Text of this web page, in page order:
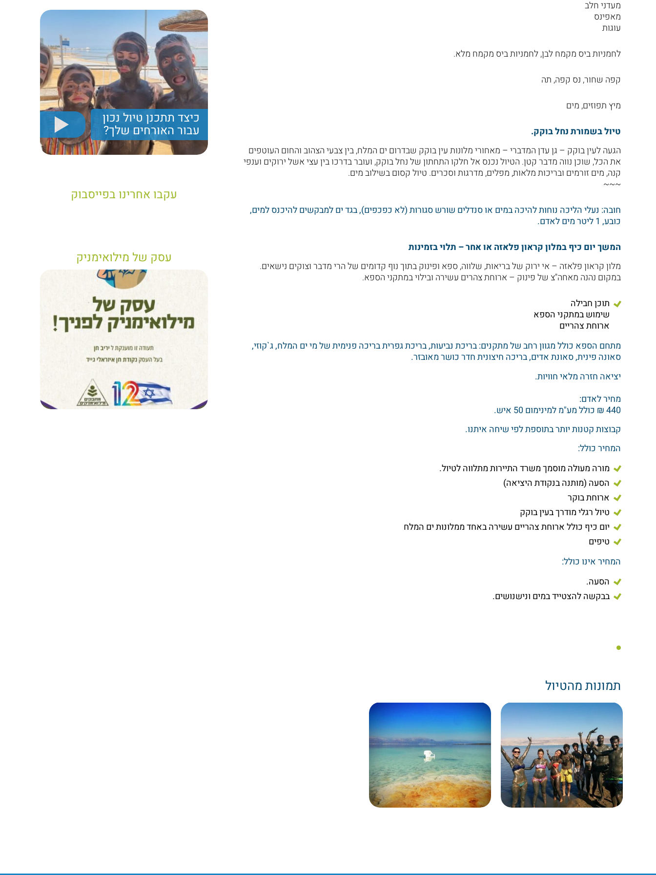
מעדני חלב
מאפינס
עוגות
לחמניות ביס מקמח לבן, לחמניות ביס מקמח מלא.
קפה שחור, נס קפה, תה
מיץ תפוזים, מים
טיול בשמורת נחל בוקק.
הגעה לעין בוקק – גן עדן המדברי – מאחורי מלונות עין בוקק שבדרום ים המלח, בין צבעי הצהוב והחום העוטפים
את הכל, שוכן נווה מדבר קטן. הטיול נכנס אל חלקו התחתון של נחל בוקק, ועובר בדרכו בין עצי אשל ירוקים וענפי
קנה, מים זורמים ובריכות מלאות, מפלים, מדרגות וסכרים. טיול קסום בשילוב מים.
~~~
חובה: נעלי הליכה נוחות להיכה במים או סנדלים שורש סגורות (לא כפכפים), בגד ים למבקשים להיכנס למים,
כובע, 1 ליטר מים לאדם.
המשך יום כיף במלון קראון פלאזה או אחר – תלוי בזמינות
מלון קראון פלאזה – אי ירוק של בריאות, שלווה, ספא ופינוק בתוך נוף קדומים של הרי מדבר וצוקים נישאים.
במקום נהנה מאחה"צ של פינוק – ארוחת צהרים עשירה ובילוי במתקני הספא.
תוכן חבילה
שימוש במתקני הספא
ארוחת צהריים
מתחם הספא כולל מגוון רחב של מתקנים: בריכת נביעות, בריכת גפרית בריכה פנימית של מי ים המלח, ג`קוזי,
סאונה פינית, סאונת אדים, בריכה חיצונית חדר כושר מאובזר.
יציאה חזרה מלאי חוויות.
מחיר לאדם:
440 ₪ כולל מע"מ למינימום 50 איש.
קבוצות קטנות יותר בתוספת לפי שיחה איתנו.
המחיר כולל:
מורה מעולה מוסמך משרד התיירות מתלווה לטיול.
הסעה (מותנה בנקודת היציאה)
ארוחת בוקר
טיול רגלי מודרך בעין בוקק
יום כיף כולל ארוחת צהריים עשירה באחד ממלונות ים המלח
טיפים
המחיר אינו כולל:
הסעה.
בבקשה להצטייד במים ונישנושים.
תמונות מהטיול
כיצד תתכנן טיול נכון
עבור האורחים שלך?
יריב חן, מציג את הקווים המנחים לבניית טיול נכון עבור
תיירים בישראל
עקבו אחרינו בפייסבוק
עסק של מילואימניק